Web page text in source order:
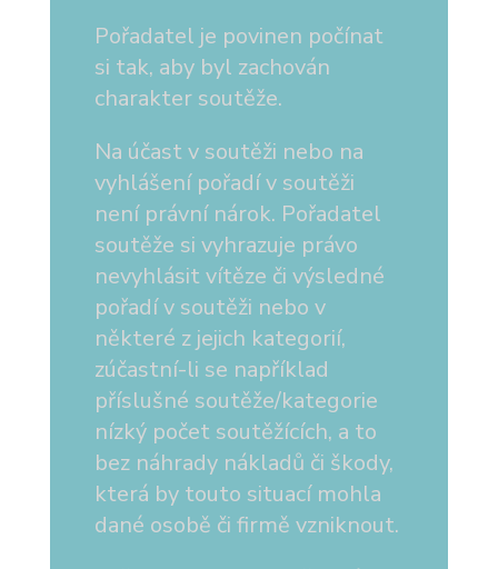
Pořadatel je povinen počínat
si tak, aby byl zachován
charakter soutěže.
Na účast v soutěži nebo na
vyhlášení pořadí v soutěži
není právní nárok. Pořadatel
soutěže si vyhrazuje právo
nevyhlásit vítěze či výsledné
pořadí v soutěži nebo v
některé z jejich kategorií,
zúčastní-li se například
příslušné soutěže/kategorie
nízký počet soutěžících, a to
bez náhrady nákladů či škody,
která by touto situací mohla
dané osobě či firmě vzniknout.